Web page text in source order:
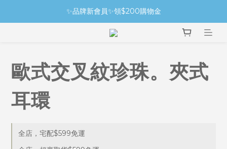
✨品牌新會員✨領$200購物金
歐式交叉紋珍珠。夾式
耳環
全店，宅配$599免運